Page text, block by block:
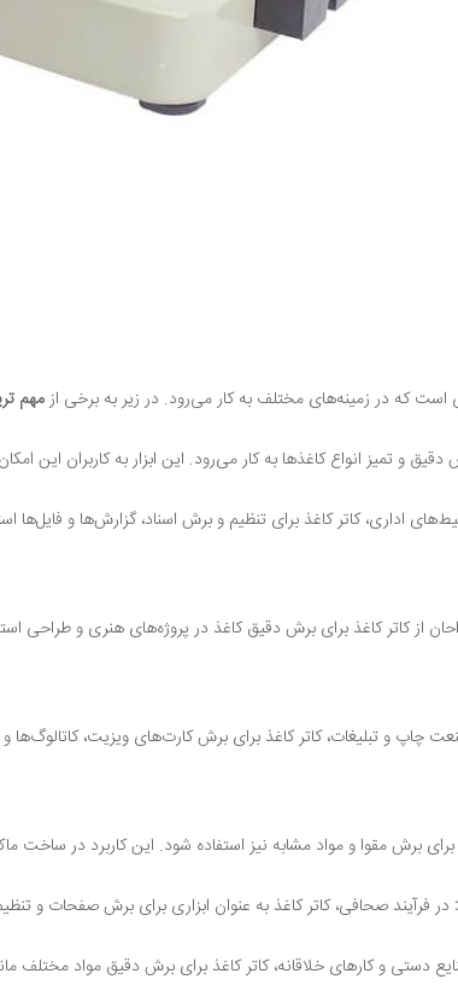
است که در زمینه‌های مختلف به کار می‌رود. در زیر به برخی ازمهم‌
دقیق و تمیز انواع کاغذها به کار می‌رود. این ابزار به کاربران این
اداری، کاتر کاغذ برای تنظیم و برش اسناد، گزارش‌ها و فایل‌ها
از کاتر کاغذ برای برش دقیق کاغذ در پروژه‌های هنری و طراحی
چاپ و تبلیغات، کاتر کاغذ برای برش کارت‌های ویزیت،
برای برش مقوا و مواد مشابه نیز استفاده شود. این کاربرد در
در فرآیند صحافی، کاتر کاغذ به عنوان ابزاری برای برش صفحات و
دستی و کارهای خلاقانه، کاتر کاغذ برای برش دقیق مواد مختلف